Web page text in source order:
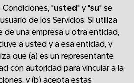
"usted" y "su" se
de los Servicios. Si utiliza
de una empresa u otra entidad,
a usted y a esa entidad, y
que (a) es un representante
con autoridad para vincular a la
y (b) acepta estas